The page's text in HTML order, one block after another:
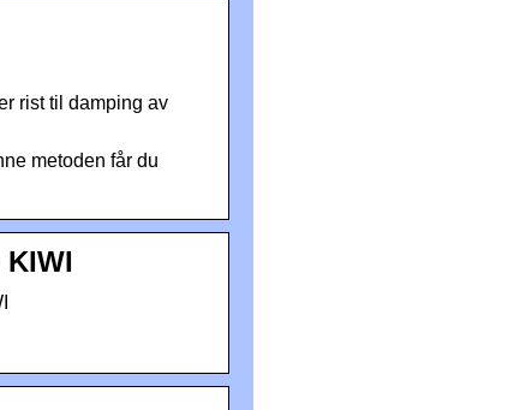
rist til damping av
metoden får du